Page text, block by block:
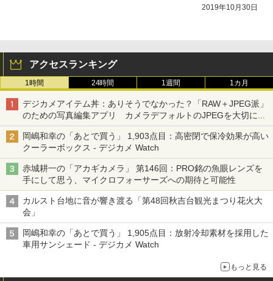
2019年10月30日
アクセスランキング
1時間 24時間 1週間 1カ月
デジカメアイテム丼：ありそうでなかった？「RAW＋JPEG派」
のための写真編集アプリ カメラデフォルトのJPEGを大切にす
る「Filmator」
岡嶋和幸の「あとで買う」 1,903点目：高密閉で保冷効果が高い
クーラーボックス - デジカメ Watch
赤城耕一の「アカギカメラ」 第146回：PRO銘の魚眼レンズを
手にして思う、マイクロフォーサーズへの期待と可能性
カルスト台地に音が響き渡る「第48回秋吉台観光まつり花火大
会」
岡嶋和幸の「あとで買う」 1,905点目：放射冷却素材を採用した
車用サンシェード - デジカメ Watch
もっと見る